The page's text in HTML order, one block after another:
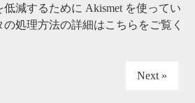
減するために Akismet を使ってい
の処理方法の詳細はこちらをご覧く
Next »